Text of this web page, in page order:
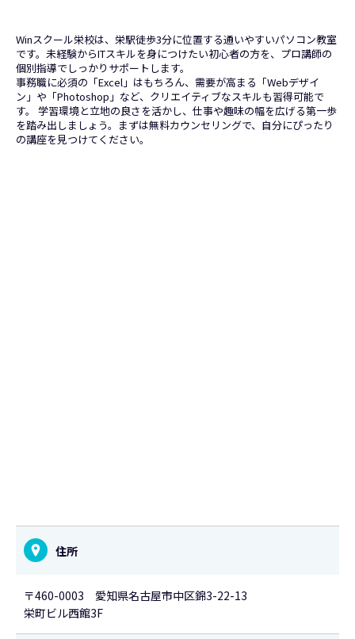
Winスクール栄校は、栄駅徒歩3分に位置する通いやすいパソコン教室
です。未経験からITスキルを身につけたい初心者の方を、プロ講師の
個別指導でしっかりサポートします。
事務職に必須の「Excel」はもちろん、需要が高まる「Webデザイ
ン」や「Photoshop」など、クリエイティブなスキルも習得可能で
す。 学習環境と立地の良さを活かし、仕事や趣味の幅を広げる第一歩
を踏み出しましょう。まずは無料カウンセリングで、自分にぴったり
の講座を見つけてください。
住所
〒460-0003 愛知県名古屋市中区錦3-22-13
栄町ビル西館3F